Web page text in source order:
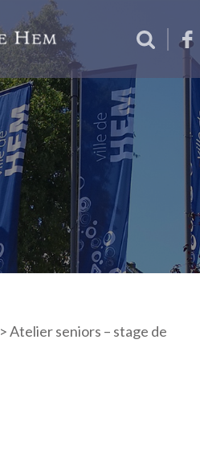
>Atelier seniors – stage de